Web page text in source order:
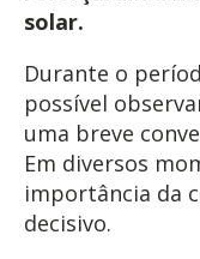
solar.
Durante o
possível
uma breve
Em diversos
importância da
decisivo.